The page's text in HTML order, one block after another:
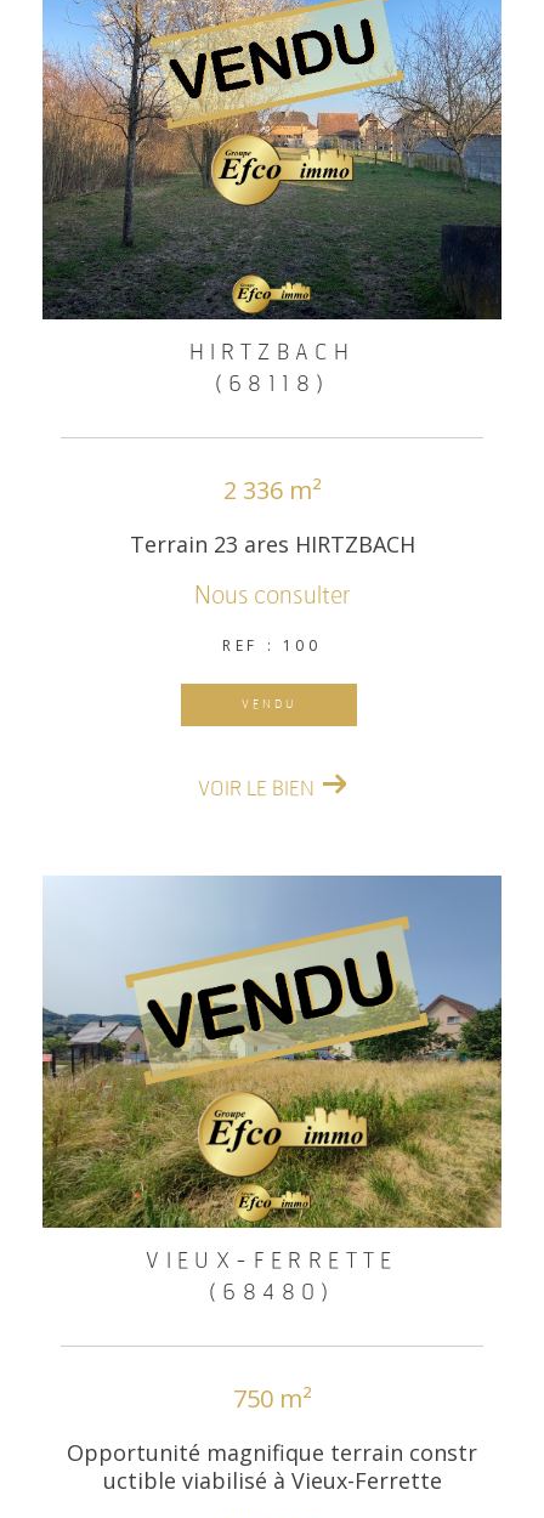
HIRTZBACH
(68118)
2 336 m²
Terrain 23 ares HIRTZBACH
Nous consulter
REF : 100
VENDU
VOIR LE BIEN
VIEUX-FERRETTE
(68480)
750 m²
Opportunité magnifique terrain constr
uctible viabilisé à Vieux-Ferrette